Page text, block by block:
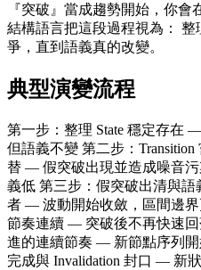
『突破』當成趨勢開始，你會
結構語言把這段過程視為： 整
爭，直到語義真的改變。
典型演變流程
第一步：整理 State 穩定存在
但語義不變 第二步：
替 — 假突破出現並造成噪音
義低 第三步：假突破出清與
者 — 波動開始收斂，區間邊
節奏連續 — 突破後不再快速
進的連續節奏 — 新節點序列開
完成與 Invalidation 封口 — 新